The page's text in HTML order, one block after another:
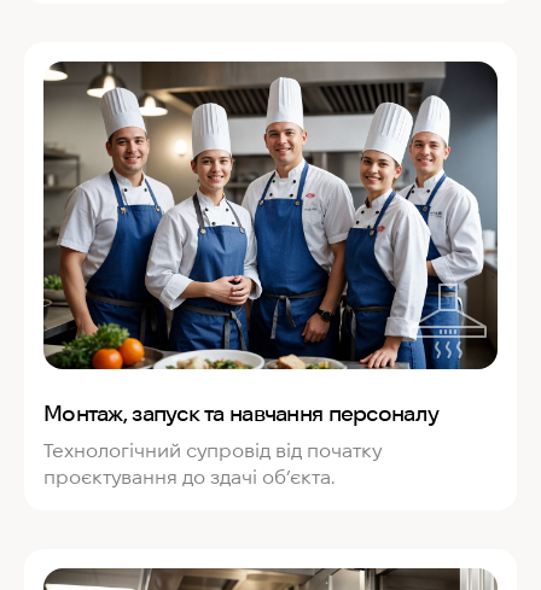
Монтаж, запуск та навчання персоналу
Технологічний супровід від початку
проєктування до здачі об’єкта.